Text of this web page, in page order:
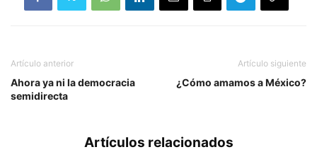
Artículo anterior
Ahora ya ni la democracia
semidirecta
Artículo siguiente
¿Cómo amamos a México?
Artículos relacionados